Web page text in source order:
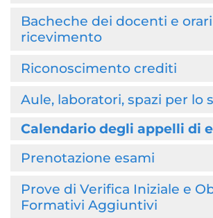
Bacheche dei docenti e
ricevimento
Riconoscimento crediti
Aule, laboratori, spazi per lo
Calendario degli appelli di
Prenotazione esami
Prove di Verifica Iniziale e
Formativi Aggiuntivi